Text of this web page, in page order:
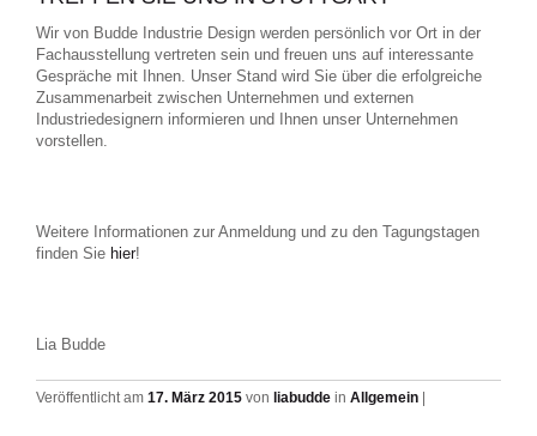
Wir von Budde Industrie Design werden persönlich vor Ort in der
Fachausstellung vertreten sein und freuen uns auf interessante
Gespräche mit Ihnen. Unser Stand wird Sie über die erfolgreiche
Zusammenarbeit zwischen Unternehmen und externen
Industriedesignern informieren und Ihnen unser Unternehmen
vorstellen.
Weitere Informationen zur Anmeldung und zu den Tagungstagen
finden Sie hier!
Lia Budde
Veröffentlicht am 17. März 2015 von liabudde in Allgemein